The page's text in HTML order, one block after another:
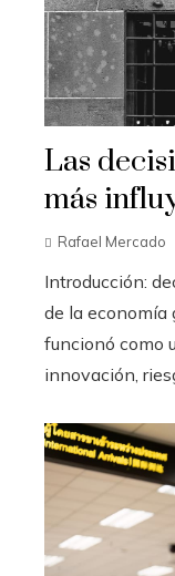
Las
más
Rafael Mercado
Introducción:
de la economía
funcionó como
innovación,